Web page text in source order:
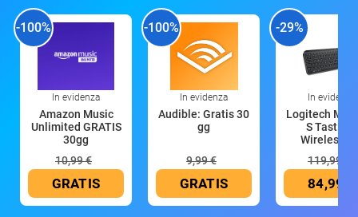
-100%
In evidenza
Amazon Music
Unlimited GRATIS
30gg
10,99 €
GRATIS
-100%
In evidenza
Audible: Gratis 30
gg
9,99 €
GRATIS
-29%
In evidenza
Logitech MX
S Tastiera
Wireless
119,99 €
84,99 €